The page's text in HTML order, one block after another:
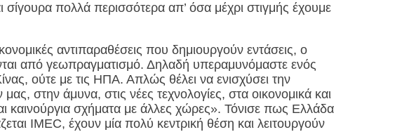
πολλά περισσότερα απ’ όσα μέχρι στιγμής έχουμε
αντιπαραθέσεις που δημιουργούν εντάσεις, ο
από γεωπραγματισμό. Δηλαδή υπεραμυνόμαστε ενός
ούτε με τις ΗΠΑ. Απλώς θέλει να ενισχύσει την
στην άμυνα, στις νέες τεχνολογίες, στα οικονομικά και
καινούργια σχήματα με άλλες χώρες». Τόνισε πως Ελλάδα
IMEC, έχουν μία πολύ κεντρική θέση και λειτουργούν